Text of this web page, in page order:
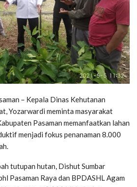
– Kepala Dinas Kehutanan
Yozarwardi meminta masyarakat
Pasaman memanfaatkan lahan
menjadi fokus penanaman 8.000
tutupan hutan, Dishut Sumbar
Pasaman Raya dan BPDASHL Agam